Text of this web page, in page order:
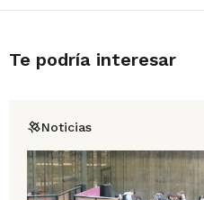
Te podría interesar
Noticias